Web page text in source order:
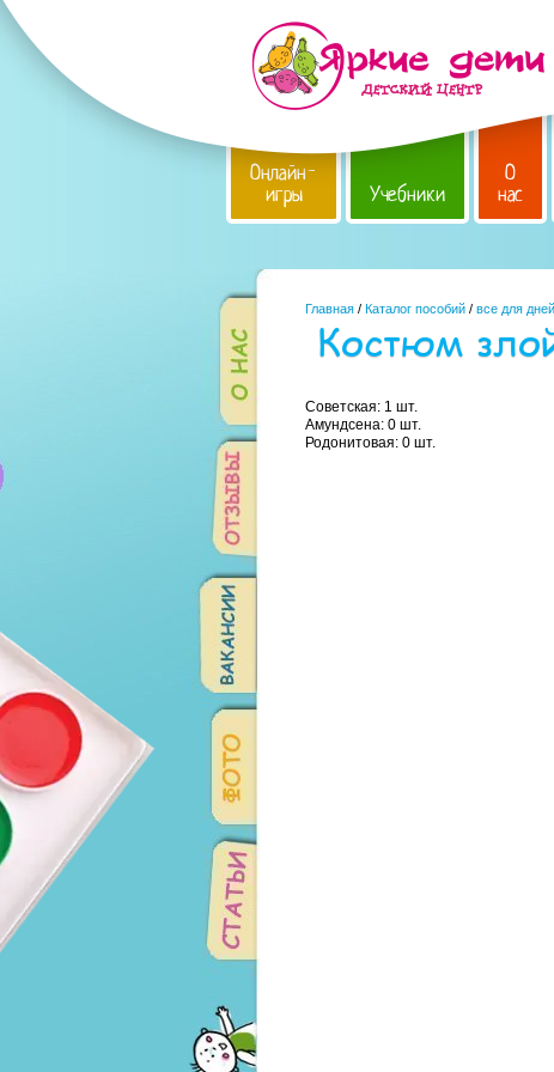
Онлайн-
игры Учебники
О
нас
Главная / Каталог пособий / все для
Костюм
Советская: 1 шт.
Амундсена: 0 шт.
Родонитовая: 0 шт.